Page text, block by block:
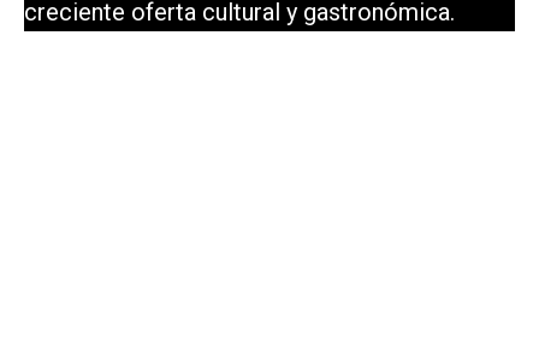
creciente oferta cultural y gastronómica.